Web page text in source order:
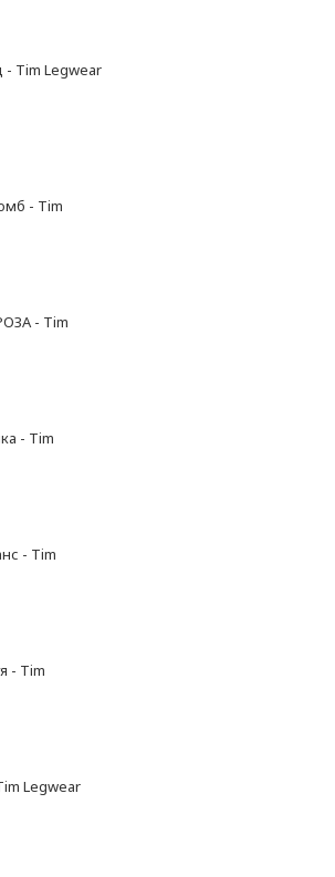
Tim Legwear
- Tim
- Tim
- Tim
- Tim
- Tim
Legwear